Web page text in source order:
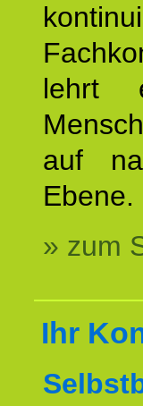
lehrt
auf
Ebene.
» zum
Ihr